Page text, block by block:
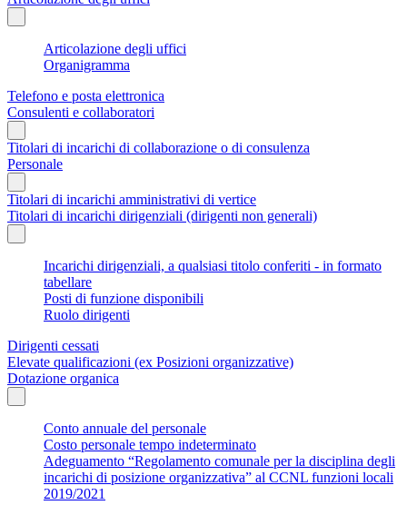
Articolazione degli uffici
Organigramma
Telefono e posta elettronica
Consulenti e collaboratori
Titolari di incarichi di collaborazione o di consulenza
Personale
Titolari di incarichi amministrativi di vertice
Titolari di incarichi dirigenziali (dirigenti non generali)
Incarichi dirigenziali, a qualsiasi titolo conferiti - in formato
tabellare
Posti di funzione disponibili
Ruolo dirigenti
Dirigenti cessati
Elevate qualificazioni (ex Posizioni organizzative)
Dotazione organica
Conto annuale del personale
Costo personale tempo indeterminato
Adeguamento “Regolamento comunale per la disciplina degli
incarichi di posizione organizzativa” al CCNL funzioni locali
2019/2021